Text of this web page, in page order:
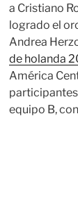
a Cristiano
logrado el
Andrea
de holanda
América
equipo B,